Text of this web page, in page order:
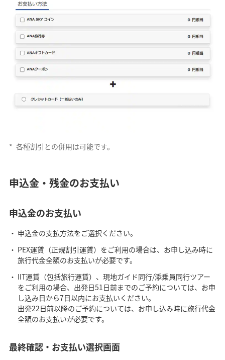
* 各種割引との併用は可能です。
申込金・残金のお支払い
申込金のお支払い
申込金の支払方法をご選択ください。
PEX運賃（正規割引運賃）をご利用の場合は、お申し込み時に
旅行代金全額のお支払いが必要です。
IIT運賃（包括旅行運賃）、現地ガイド同行/添乗員同行ツアー
をご利用の場合、出発日51日前までのご予約については、お申
し込み日から7日以内にお支払いください。
出発22日前以降のご予約については、お申し込み時に旅行代金
全額のお支払いが必要です。
最終確認・お支払い選択画面